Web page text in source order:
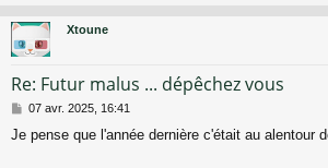
Xtoune
Re: Futur malus ... dépêchez vous
M
s
07 avr. 2025, 16:41
Je pense que l'année dernière c'était au alentour